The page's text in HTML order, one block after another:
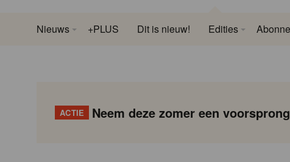
Nieuws +PLUS Dit is nieuw! Edities
ACTIE Neem deze zomer een